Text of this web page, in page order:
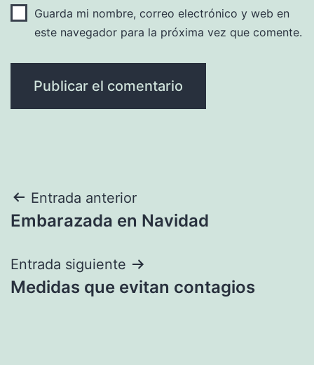
Guarda mi nombre, correo electrónico y web en
este navegador para la próxima vez que comente.
Navegación
de
entradas
Entrada anterior
Embarazada en Navidad
Entrada siguiente
Medidas que evitan contagios